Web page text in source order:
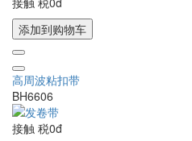
添加到购物车
高周波粘扣带
BH6606
接触 税0đ